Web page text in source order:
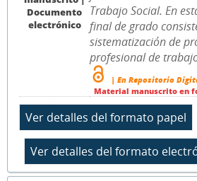
Documento
electrónico
Trabajo Social. En
final de grado
sistematización de
profesional de
| En Repositorio
Material manuscrito en